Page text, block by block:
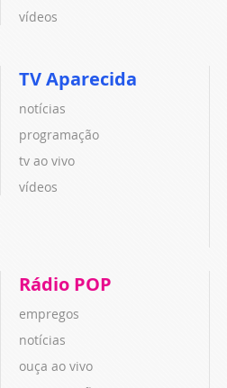
vídeos
TV Aparecida
notícias
programação
tv ao vivo
vídeos
Rádio POP
empregos
notícias
ouça ao vivo